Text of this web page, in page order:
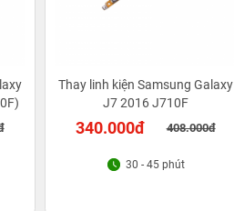
Thay linh kiện Samsung Galaxy
J7 2016 J710F
340.000đ 408.000đ
30 - 45 phút